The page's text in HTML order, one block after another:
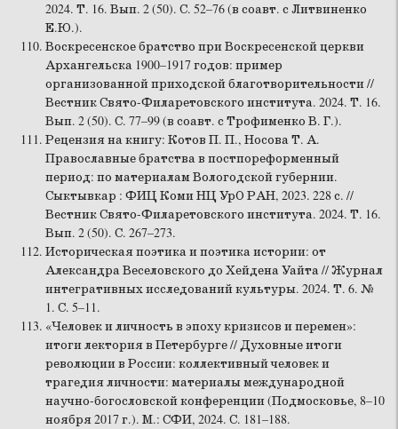
2024. Т. 16. Вып. 2 (50). С. 52–76 (в соавт. с Литвиненко
Е.Ю.).
Воскресенское братство при Воскресенской церкви
Архангельска 1900–1917 годов: пример
организованной приходской благотворительности //
Вестник Свято-Филаретовского института. 2024. Т. 16.
Вып. 2 (50). С. 77–99 (в соавт. с Трофименко В. Г.).
Рецензия на книгу: Котов П. П., Носова Т. А.
Православные братства в постпореформенный
период: по материалам Вологодской губернии.
Сыктывкар : ФИЦ Коми НЦ УрО РАН, 2023. 228 с. //
Вестник Свято-Филаретовского института. 2024. Т. 16.
Вып. 2 (50). С. 267–273.
Историческая поэтика и поэтика истории: от
Александра Веселовского до Хейдена Уайта // Журнал
интегративных исследований культуры. 2024. Т. 6. №
1. С. 5–11.
«Человек и личность в эпоху кризисов и перемен»:
итоги лектория в Петербурге // Духовные итоги
революции в России: коллективный человек и
трагедия личности: материалы международной
научно-богословской конференции (Подмосковье, 8–10
ноября 2017 г.). М.: СФИ, 2024. С. 181–188.